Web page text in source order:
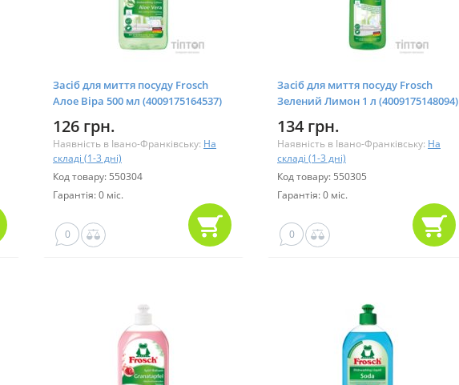
Засіб для миття посуду Frosch
Алое Віра 500 мл (4009175164537)
126 грн.
Наявність в Івано-Франківську: На
складі (1-3 дні)
Код товару: 550304
Гарантія: 0 міс.
0
Засіб для миття посуду Frosch
Зелений Лимон 1 л (4009175148094)
134 грн.
Наявність в Івано-Франківську: На
складі (1-3 дні)
Код товару: 550305
Гарантія: 0 міс.
0